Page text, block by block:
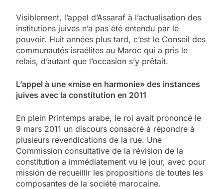
Visiblement, l’appel d’Assaraf à l’actualisation des
institutions juives n’a pas été entendu par le
pouvoir. Huit années plus tard, c’est le Conseil des
communautés israélites au Maroc qui a pris le
relais, d’autant que l’occasion s’y prêtait.
L’appel à une «mise en harmonie» des instances
juives avec la constitution en 2011
En plein Printemps arabe, le roi avait prononcé le
9 mars 2011 un discours consacré à répondre à
plusieurs revendications de la rue. Une
Commission consultative de la révision de la
constitution a immédiatement vu le jour, avec pour
mission de recueillir les propositions de toutes les
composantes de la société marocaine.